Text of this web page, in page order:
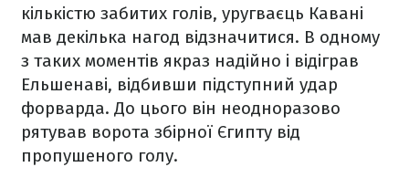
кількістю забитих голів, уругваєць Кавані
мав декілька нагод відзначитися. В одному
з таких моментів якраз надійно і відіграв
Ельшенаві, відбивши підступний удар
форварда. До цього він неодноразово
рятував ворота збірної Єгипту від
пропушеного голу.